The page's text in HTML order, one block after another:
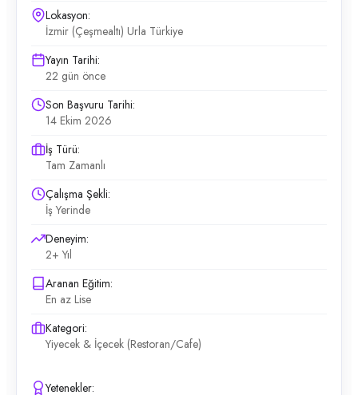
Lokasyon:
İzmir (Çeşmealtı) Urla Türkiye
Yayın Tarihi:
22 gün önce
Son Başvuru Tarihi:
14 Ekim 2026
İş Türü:
Tam Zamanlı
Çalışma Şekli:
İş Yerinde
Deneyim:
2+ Yıl
Aranan Eğitim:
En az Lise
Kategori:
Yiyecek & İçecek (Restoran/Cafe)
Yetenekler: